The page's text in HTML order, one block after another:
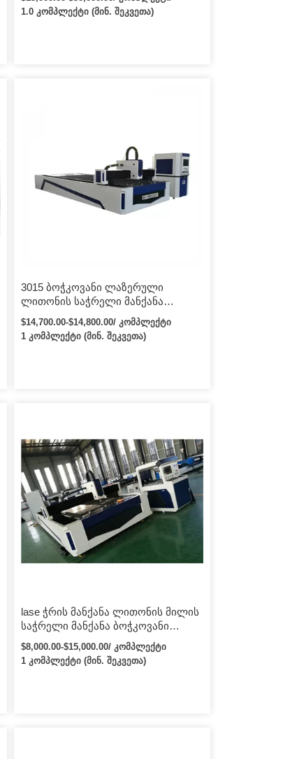
1.0 კომპლექტი (მინ. შეკვეთა)
3015 ბოჭკოვანი ლაზერული
ლითონის საჭრელი მანქანა
მექსიკისთვის თურქეთი რუსეთი
ფილიპინები რუმინეთი კოლუმბია
კანადა ჩილე ავსტრალია ეგვიპტე
$14,700.00-$14,800.00/ კომპლექტი
1 კომპლექტი (მინ. შეკვეთა)
lase ჭრის მანქანა ლითონის მილის
საჭრელი მანქანა ბოჭკოვანი
უჟანგავი ფოლადის ლაზერული
საჭრელი
$8,000.00-$15,000.00/ კომპლექტი
1 კომპლექტი (მინ. შეკვეთა)